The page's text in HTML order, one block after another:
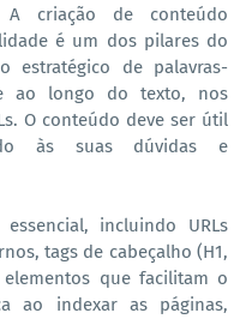
A criação de conteúdo
é um dos pilares do
estratégico de palavras-
ao longo do texto, nos
O conteúdo deve ser útil
às suas dúvidas e
incluindo URLs
tags de cabeçalho (H1,
elementos que facilitam o
ao indexar as páginas,